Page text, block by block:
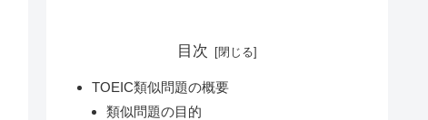
目次
TOEIC類似問題の概要
類似問題の目的